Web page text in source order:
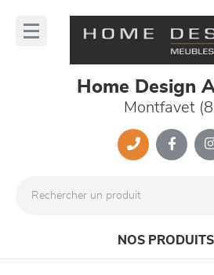
Home Design
Montfavet
NOS PRODUITS